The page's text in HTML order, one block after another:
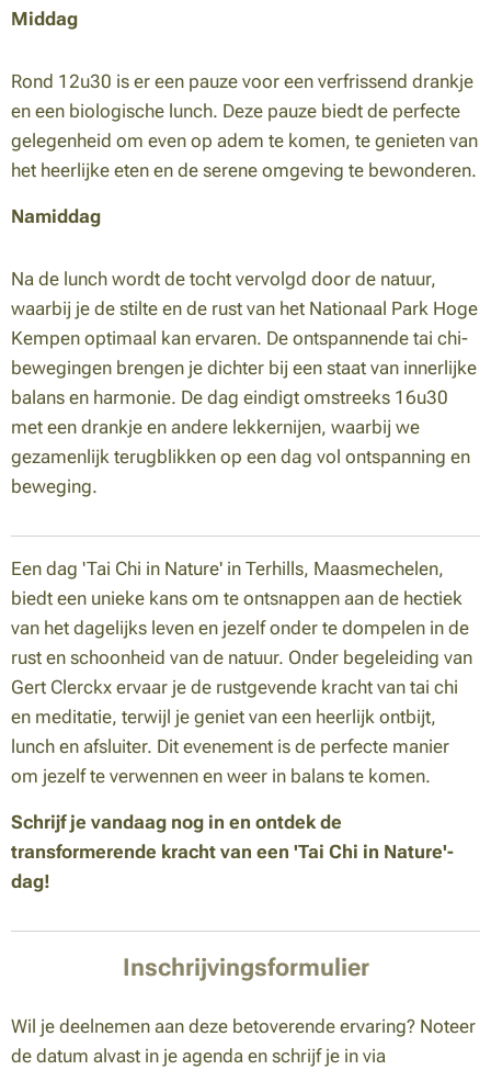
Middag
Rond 12u30 is er een pauze voor een verfrissend drankje
en een biologische lunch. Deze pauze biedt de perfecte
gelegenheid om even op adem te komen, te genieten van
het heerlijke eten en de serene omgeving te bewonderen.
Namiddag
Na de lunch wordt de tocht vervolgd door de natuur,
waarbij je de stilte en de rust van het Nationaal Park Hoge
Kempen optimaal kan ervaren. De ontspannende tai chi-
bewegingen brengen je dichter bij een staat van innerlijke
balans en harmonie. De dag eindigt omstreeks 16u30
met een drankje en andere lekkernijen, waarbij we
gezamenlijk terugblikken op een dag vol ontspanning en
beweging.
Een dag 'Tai Chi in Nature' in Terhills, Maasmechelen,
biedt een unieke kans om te ontsnappen aan de hectiek
van het dagelijks leven en jezelf onder te dompelen in de
rust en schoonheid van de natuur. Onder begeleiding van
Gert Clerckx ervaar je de rustgevende kracht van tai chi
en meditatie, terwijl je geniet van een heerlijk ontbijt,
lunch en afsluiter. Dit evenement is de perfecte manier
om jezelf te verwennen en weer in balans te komen.
Schrijf je vandaag nog in en ontdek de
transformerende kracht van een 'Tai Chi in Nature'-
dag!
Inschrijvingsformulier
Wil je deelnemen aan deze betoverende ervaring? Noteer
de datum alvast in je agenda en schrijf je in via